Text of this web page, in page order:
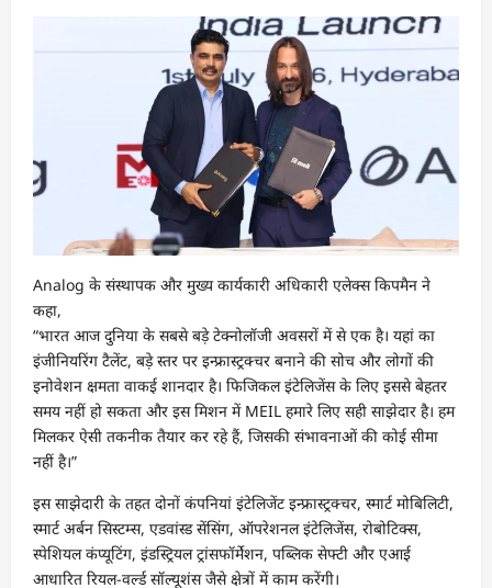
Analog के संस्थापक और मुख्य कार्यकारी अधिकारी एलेक्स किपमैन ने
कहा,
“भारत आज दुनिया के सबसे बड़े टेक्नोलॉजी अवसरों में से एक है। यहां का
इंजीनियरिंग टैलेंट, बड़े स्तर पर इन्फ्रास्ट्रक्चर बनाने की सोच और लोगों की
इनोवेशन क्षमता वाकई शानदार है। फिजिकल इंटेलिजेंस के लिए इससे बेहतर
समय नहीं हो सकता और इस मिशन में MEIL हमारे लिए सही साझेदार है। हम
मिलकर ऐसी तकनीक तैयार कर रहे हैं, जिसकी संभावनाओं की कोई सीमा
नहीं है।”
इस साझेदारी के तहत दोनों कंपनियां इंटेलिजेंट इन्फ्रास्ट्रक्चर, स्मार्ट मोबिलिटी,
स्मार्ट अर्बन सिस्टम्स, एडवांस्ड सेंसिंग, ऑपरेशनल इंटेलिजेंस, रोबोटिक्स,
स्पेशियल कंप्यूटिंग, इंडस्ट्रियल ट्रांसफॉर्मेशन, पब्लिक सेफ्टी और एआई
आधारित रियल-वर्ल्ड सॉल्यूशंस जैसे क्षेत्रों में काम करेंगी।